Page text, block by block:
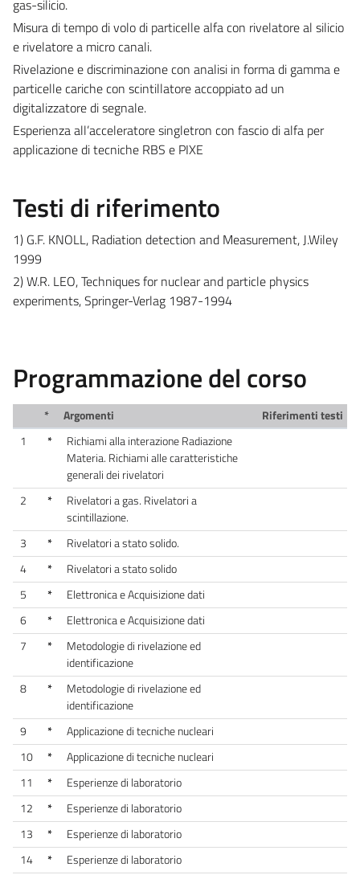
gas-silicio.
Misura di tempo di volo di particelle alfa con rivelatore al silicio
e rivelatore a micro canali.
Rivelazione e discriminazione con analisi in forma di gamma e
particelle cariche con scintillatore accoppiato ad un
digitalizzatore di segnale.
Esperienza all’acceleratore singletron con fascio di alfa per
applicazione di tecniche RBS e PIXE
Testi di riferimento
1) G.F. KNOLL, Radiation detection and Measurement, J.Wiley
1999
2) W.R. LEO, Techniques for nuclear and particle physics
experiments, Springer-Verlag 1987-1994
Programmazione del corso
* Argomenti
Riferimenti testi
1
*
Richiami alla interazione Radiazione
Materia. Richiami alle caratteristiche
generali dei rivelatori
2
*
Rivelatori a gas. Rivelatori a
scintillazione.
3
*
Rivelatori a stato solido.
4
*
Rivelatori a stato solido
5
*
Elettronica e Acquisizione dati
6
*
Elettronica e Acquisizione dati
7
*
Metodologie di rivelazione ed
identificazione
8
*
Metodologie di rivelazione ed
identificazione
9
*
Applicazione di tecniche nucleari
10
*
Applicazione di tecniche nucleari
11
*
Esperienze di laboratorio
12
*
Esperienze di laboratorio
13
*
Esperienze di laboratorio
14
*
Esperienze di laboratorio